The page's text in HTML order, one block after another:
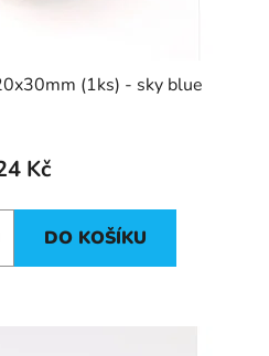
(1ks) - sky blue
Kč
DO KOŠÍKU